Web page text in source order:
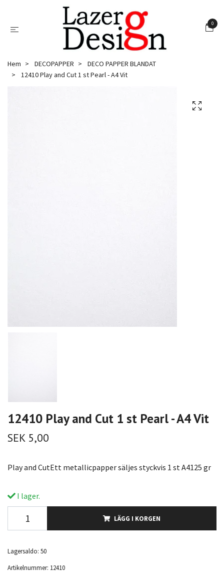
0
Hem DECOPAPPER
DECO PAPPER BLANDAT
12410 Play and Cut 1 st Pearl - A4 Vit
12410 Play and Cut 1 st Pearl - A4 Vit
SEK 5,00
Play and CutEtt metallicpapper säljes styckvis 1 st A4125 gr
I lager.
LÄGG I KORGEN
Lagersaldo: 50
Artikelnummer: 12410